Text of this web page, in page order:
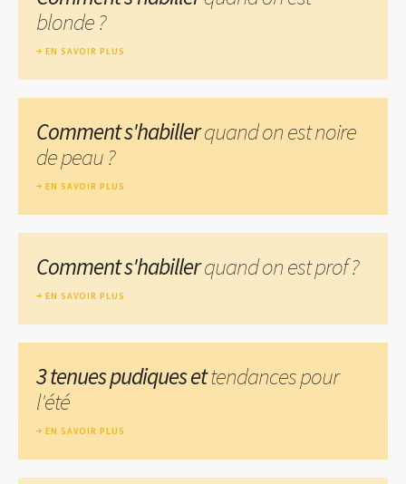
blonde ?
EN SAVOIR PLUS
Comment s'habillerquand on est noire
de peau ?
EN SAVOIR PLUS
Comment s'habillerquand on est prof ?
EN SAVOIR PLUS
3 tenues pudiques ettendances pour
l'été
EN SAVOIR PLUS